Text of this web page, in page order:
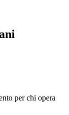
per chi opera